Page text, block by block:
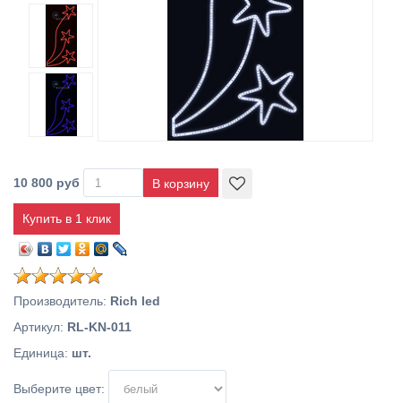
10 800 руб
Купить в 1 клик
Производитель: Rich led
Артикул: RL-KN-011
Единица: шт.
Выберите цвет: